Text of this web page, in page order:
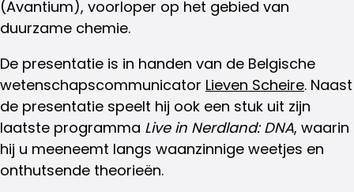
(Avantium), voorloper op het gebied van
duurzame chemie.
De presentatie is in handen van de Belgische
wetenschapscommunicator Lieven Scheire. Naast
de presentatie speelt hij ook een stuk uit zijn
laatste programma Live in Nerdland: DNA, waarin
hij u meeneemt langs waanzinnige weetjes en
onthutsende theorieën.